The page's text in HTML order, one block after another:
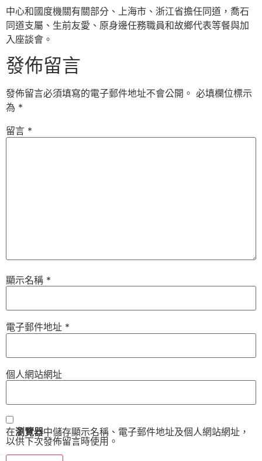
中心和國度機關有關部分、上海市、浙江省擔任同道，喬石
同道支屬、生前友愛、原身邊任務職員和故鄉代表等餐與加
入座談會。
發佈留言
發佈留言必須填寫的電子郵件地址不會公開。 必填欄位標示
為 *
留言 *
顯示名稱 *
電子郵件地址 *
個人網站網址
在瀏覽器中儲存顯示名稱、電子郵件地址及個人網站網址，
以供下次發佈留言時使用。